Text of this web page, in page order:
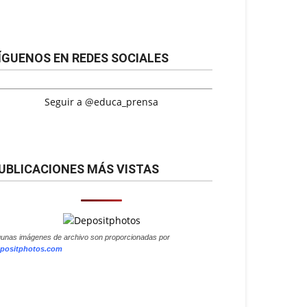
EN REDES SOCIALES
Seguir a @educa_prensa
MÁS VISTAS
imágenes de archivo son proporcionadas por